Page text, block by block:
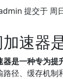
提交于 周
速器
器是一种专为提
路径、缓存机制